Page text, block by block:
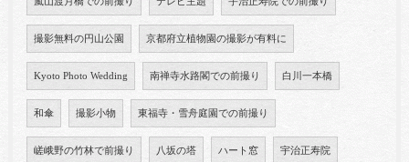
撮影無料の円山公園 京都府立植物園の撮影が有料に
Kyoto Photo Wedding 南禅寺水路閣での前撮り 白川一本橋
和傘 撮影小物 東福寺・雪舟庭園での前撮り
嵯峨野の竹林で前撮り 八坂の塔 ハート窓 宇治正寿院